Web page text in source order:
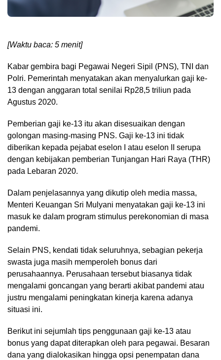
[Waktu baca: 5 menit]
Kabar gembira bagi Pegawai Negeri Sipil (PNS), TNI dan
Polri. Pemerintah menyatakan akan menyalurkan gaji ke-
13 dengan anggaran total senilai Rp28,5 triliun pada
Agustus 2020.
Pemberian gaji ke-13 itu akan disesuaikan dengan
golongan masing-masing PNS. Gaji ke-13 ini tidak
diberikan kepada pejabat eselon I atau eselon II serupa
dengan kebijakan pemberian Tunjangan Hari Raya (THR)
pada Lebaran 2020.
Dalam penjelasannya yang dikutip oleh media massa,
Menteri Keuangan Sri Mulyani menyatakan gaji ke-13 ini
masuk ke dalam program stimulus perekonomian di masa
pandemi.
Selain PNS, kendati tidak seluruhnya, sebagian pekerja
swasta juga masih memperoleh bonus dari
perusahaannya. Perusahaan tersebut biasanya tidak
mengalami goncangan yang berarti akibat pandemi atau
justru mengalami peningkatan kinerja karena adanya
situasi ini.
Berikut ini sejumlah tips penggunaan gaji ke-13 atau
bonus yang dapat diterapkan oleh para pegawai. Besaran
dana yang dialokasikan hingga opsi penempatan dana